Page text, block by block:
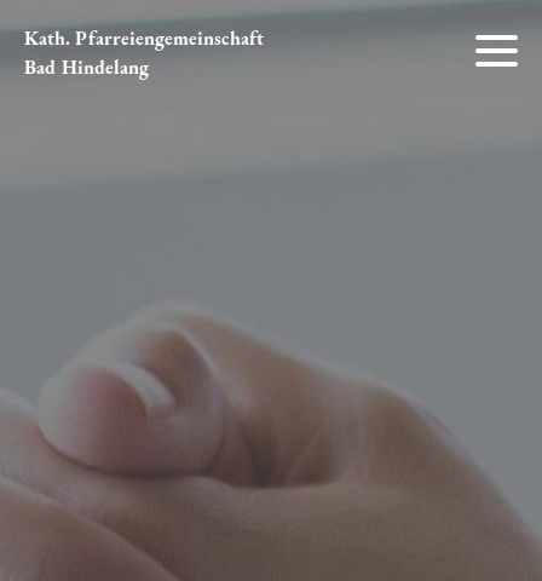
Kath. Pfarreiengemeinschaft
Bad Hindelang